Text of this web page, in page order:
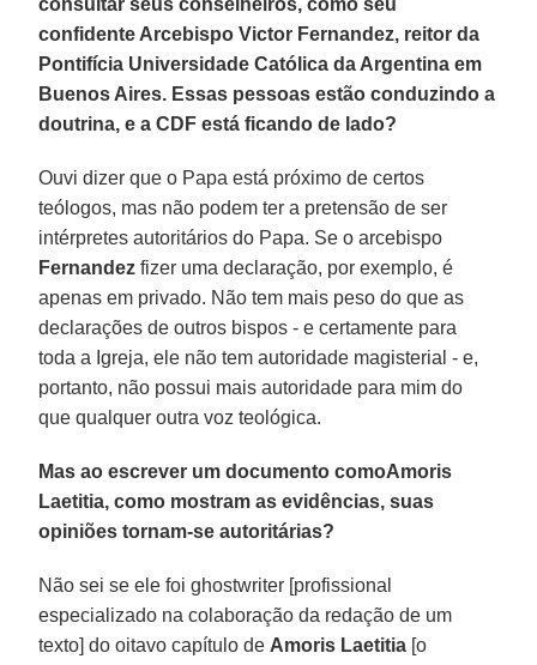
confidente Arcebispo Victor Fernandez, reitor da
Pontifícia Universidade Católica da Argentina em
Buenos Aires. Essas pessoas estão conduzindo a
doutrina, e a CDF está ficando de lado?
Ouvi dizer que o Papa está próximo de certos
teólogos, mas não podem ter a pretensão de ser
intérpretes autoritários do Papa. Se o arcebispo
Fernandez fizer uma declaração, por exemplo, é
apenas em privado. Não tem mais peso do que as
declarações de outros bispos - e certamente para
toda a Igreja, ele não tem autoridade magisterial - e,
portanto, não possui mais autoridade para mim do
que qualquer outra voz teológica.
Mas ao escrever um documento comoAmoris
Laetitia, como mostram as evidências, suas
opiniões tornam-se autoritárias?
Não sei se ele foi ghostwriter [profissional
especializado na colaboração da redação de um
texto] do oitavo capítulo de Amoris Laetitia [o